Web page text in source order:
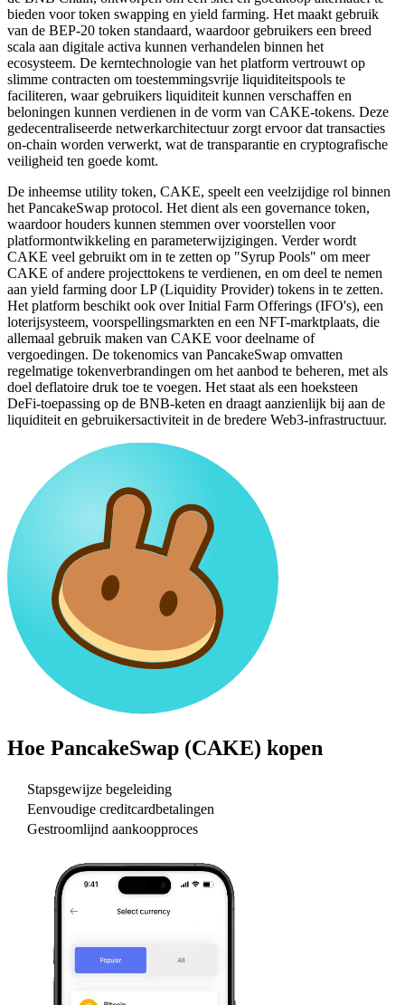
bieden voor token swapping en yield farming. Het maakt gebruik
van de BEP-20 token standaard, waardoor gebruikers een breed
scala aan digitale activa kunnen verhandelen binnen het
ecosysteem. De kerntechnologie van het platform vertrouwt op
slimme contracten om toestemmingsvrije liquiditeitspools te
faciliteren, waar gebruikers liquiditeit kunnen verschaffen en
beloningen kunnen verdienen in de vorm van CAKE-tokens. Deze
gedecentraliseerde netwerkarchitectuur zorgt ervoor dat transacties
on-chain worden verwerkt, wat de transparantie en cryptografische
veiligheid ten goede komt.
De inheemse utility token, CAKE, speelt een veelzijdige rol binnen
het PancakeSwap protocol. Het dient als een governance token,
waardoor houders kunnen stemmen over voorstellen voor
platformontwikkeling en parameterwijzigingen. Verder wordt
CAKE veel gebruikt om in te zetten op "Syrup Pools" om meer
CAKE of andere projecttokens te verdienen, en om deel te nemen
aan yield farming door LP (Liquidity Provider) tokens in te zetten.
Het platform beschikt ook over Initial Farm Offerings (IFO's), een
loterijsysteem, voorspellingsmarkten en een NFT-marktplaats, die
allemaal gebruik maken van CAKE voor deelname of
vergoedingen. De tokenomics van PancakeSwap omvatten
regelmatige tokenverbrandingen om het aanbod te beheren, met als
doel deflatoire druk toe te voegen. Het staat als een hoeksteen
DeFi-toepassing op de BNB-keten en draagt aanzienlijk bij aan de
liquiditeit en gebruikersactiviteit in de bredere Web3-infrastructuur.
Hoe PancakeSwap (CAKE) kopen
Stapsgewijze begeleiding
Eenvoudige creditcardbetalingen
Gestroomlijnd aankoopproces